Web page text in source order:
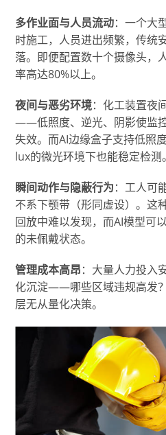
多作业面与人员流动：一个大
时施工，人员进出频繁，传统
落。即便配置数十个摄像头，
率高达80%以上。
夜间与恶劣环境：化工装置夜
——低照度、逆光、阴影使监
失效。而AI边缘盒子支持低照
lux的微光环境下也能稳定检测。
瞬间动作与隐蔽行为：工人可
不系下颚带（形同虚设）。这
回放中难以发现，而AI模型可
的未佩戴状态。
管理成本高昂：大量人力投入
化沉淀——哪些区域违规高发
层无从量化决策。